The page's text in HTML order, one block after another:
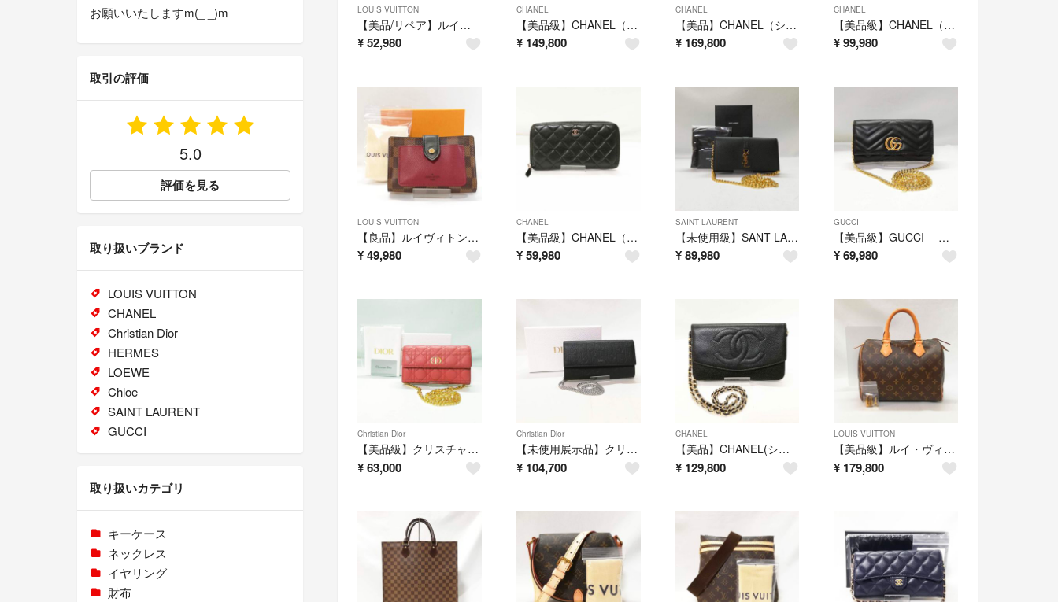
LOUIS VUITTON
【美品/リペア】ルイ・ヴィトン（モノグラム）トゥルース トワレット ポーチ
¥52,980
CHANEL
【美品級】CHANEL（シャネル） 二つ折り長財布 キャビア マリーゴールド
¥ 149,800
CHANEL
【美品】CHANEL（シャネル）キャビア マトラッセ長財布 黒×シルバー金具
¥ 169,800
CHANEL
【美品級】CHANEL（シャネル）キャビア マトラッセ 長財布 水色×シルバー
¥99,980
LOUIS VUITTON
【良品】ルイヴィトン（ダミエ）ポルトフォイユ・ジュリエット ボルドー 折り財布
¥49,980
CHANEL
【美品級】CHANEL（シャネル）ラウンドファスナー 長財布 シルバー金具
¥59,980
SAINT LAURENT
【未使用級】SANT LAURENT（サンローラン）ラージ フラップウォレット
¥ 89,980
GUCCI
【美品級】GUCCI ＧＧマーモント チェーンウォレット 黒 ゴールド金具
¥69,980
Christian Dior
【美品級】クリスチャンディオール 長財布 ピンク ゴールド金具 ピンク
¥63,000
Christian Dior
【未使用展示品】クリスチャン・ディオール 長財布 チェーンウォレット 黒
¥ 104,700
CHANEL
【美品】CHANEL(シャネル)キャビア 二つ折り長財布 チェーンウォレット
¥ 129,800
LOUIS VUITTON
【美品級】ルイ・ヴィトン（モノグラム）スピーディ25 新型 品薄 ハンドバッグ
¥ 179,800
お願いいたしますm(_ _)m
取引の評価
5.0
評価を見る
取り扱いブランド
LOUIS VUITTON
CHANEL
Christian Dior
HERMES
LOEWE
Chloe
SAINT LAURENT
GUCCI
取り扱いカテゴリ
キーケース
ネックレス
イヤリング
財布